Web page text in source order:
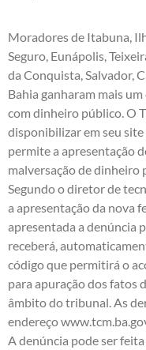
Moradores de Itabuna,
Seguro, Eunápolis,
da Conquista, Salvador,
Bahia ganharam mais
com dinheiro público. O
disponibilizar em seu
permite a apresentação
malversação de dinheiro
Segundo o diretor de
a apresentação da nova
apresentada a denúncia
receberá,
código que permitirá o
para apuração dos fatos
âmbito do tribunal. As
endereço
A denúncia pode ser